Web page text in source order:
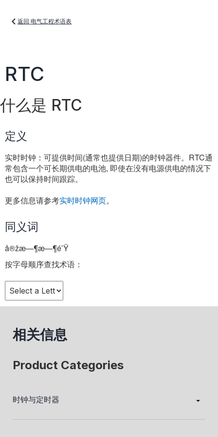
返回 电气工程术语表
RTC
什么是 RTC
定义
实时时钟：可提供时间(通常也提供日期)的时钟器件。RTC通
常包含一个可长期供电的电池, 即使在没有电源供电的情况下
也可以保持时间跟踪。
更多信息请参考实时时钟网页。
同义词
å®žæ—¶æ—¶é’Ÿ
按字母顺序查找术语：
相关信息
Product Categories
时钟与定时器